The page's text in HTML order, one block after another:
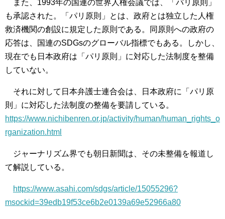
また、1993年の国連の世界人権会議では、「パリ原則」
も承認された。「パリ原則」とは、政府とは独立した人権
救済機関の創設に規定した原則である。同原則への政府の
応答は、国連のSDGsのグローバル指標でもある。しかし、
現在でも日本政府は「パリ原則」に対応した法制度を整備
していない。
それに対して日本弁護士連合会は、日本政府に「パリ原
則」に対応した法制度の整備を要請している。
https://www.nichibenren.or.jp/activity/human/human_rights_o
rganization.html
ジャーナリズム界でも朝日新聞は、その未整備を報道し
て解説している。
https://www.asahi.com/sdgs/article/15055296?
msockid=39edb19f53ce6b2e0139a69e52966a80